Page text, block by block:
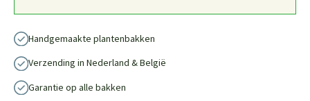
Handgemaakte plantenbakken
Verzending in Nederland & België
Garantie op alle bakken